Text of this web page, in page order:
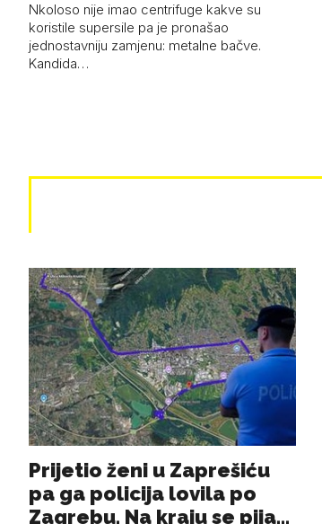
Nkoloso nije imao centrifuge kakve su
koristile supersile pa je pronašao
jednostavniju zamjenu: metalne bačve.
Kandida…